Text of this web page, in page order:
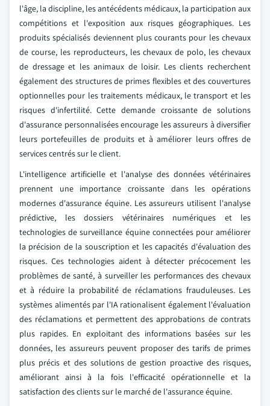
l'âge, la discipline, les antécédents médicaux, la participation aux
compétitions et l'exposition aux risques géographiques. Les
produits spécialisés deviennent plus courants pour les chevaux
de course, les reproducteurs, les chevaux de polo, les chevaux
de dressage et les animaux de loisir. Les clients recherchent
également des structures de primes flexibles et des couvertures
optionnelles pour les traitements médicaux, le transport et les
risques d'infertilité. Cette demande croissante de solutions
d'assurance personnalisées encourage les assureurs à diversifier
leurs portefeuilles de produits et à améliorer leurs offres de
services centrés sur le client.
L'intelligence artificielle et l'analyse des données vétérinaires
prennent une importance croissante dans les opérations
modernes d'assurance équine. Les assureurs utilisent l'analyse
prédictive, les dossiers vétérinaires numériques et les
technologies de surveillance équine connectées pour améliorer
la précision de la souscription et les capacités d'évaluation des
risques. Ces technologies aident à détecter précocement les
problèmes de santé, à surveiller les performances des chevaux
et à réduire la probabilité de réclamations frauduleuses. Les
systèmes alimentés par l'IA rationalisent également l'évaluation
des réclamations et permettent des approbations de contrats
plus rapides. En exploitant des informations basées sur les
données, les assureurs peuvent proposer des tarifs de primes
plus précis et des solutions de gestion proactive des risques,
améliorant ainsi à la fois l'efficacité opérationnelle et la
satisfaction des clients sur le marché de l'assurance équine.